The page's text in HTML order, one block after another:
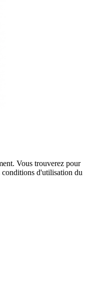
Vous trouverez pour
conditions d'utilisation du